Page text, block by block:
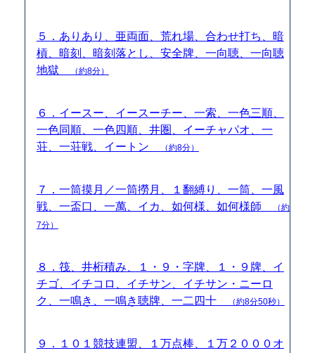
５．ありあり、亜両面、荒れ場、合わせ打ち、暗
槓、暗刻、暗刻落とし、安全牌、一向聴、一向聴
地獄
（約8分）
６．イースー、イースーチー、一索、一色三順、
一色同順、一色四順、井圏、イーチャパオ、一
荘、一荘戦、イートン
（約8分）
７．一筒摸月／一筒撈月、１翻縛り、一筒、一風
戦、一盃口、一萬、イカ、如何様、如何様師
（約
7分）
８．筏、井桁積み、１・９・字牌、１・９牌、イ
チゴ、イチコロ、イチサン、イチサン・ニーロ
ク、一鳴き、一鳴き聴牌、一二四十
（約8分50秒）
９．１０１競技連盟、１万点棒、１万２０００オ